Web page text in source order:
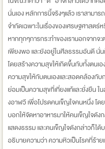
นั่นเอง หลักการนี้จริงๆแล้ว เราสามา
จำกัดเฉพาะในเรื่องของเศรษฐศาสตร์
หากทุกๆการกระทำของเรานอกจาก
เพียงพอ และยังอยู่ในศีลธรรมอันดี นั่
โดยสร้างความสุขให้เกิดขึ้นกับทั้งตนเ
ความสุขให้กับตนเองและสอดคล้องกั
ย่อมเป็นความสุขที่เที่ยงแท้และยั่งยืน
งอาฬวี เพื่อโปรดคนเข็ญใจคนหนึ่ง โ
บอกให้จัดหาอาหารมาให้คนเข็ญใจดั
แสดงธรรม และคนเข็ญใจดังกล่าวก็
อธิบายความว่า ความหิวเป็นโรคที่ร้า